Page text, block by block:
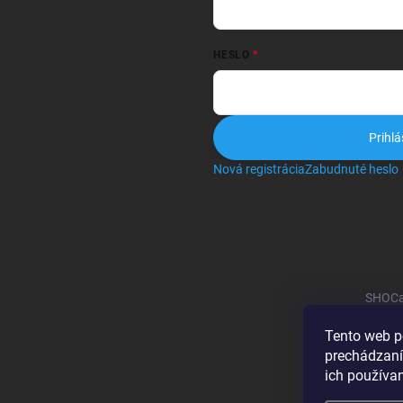
Tento web
ich
HESLO
Nová registráciaZabudnuté heslo